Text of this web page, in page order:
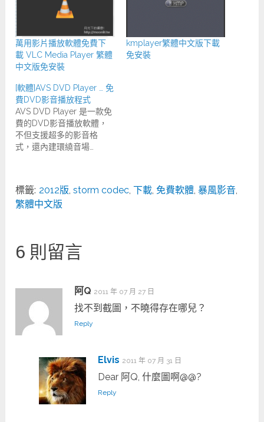
萬用影片播放軟體免費下
載 VLC Media Player 繁體
中文版免安裝
kmplayer繁體中文版下載
免安裝
[軟體]AVS DVD Player … 免
費DVD影音播放程式
AVS DVD Player 是一款免
費的DVD影音播放軟體，
不但支援超多的影音格
式，還內建環繞音場…
標籤: 2012版,storm codec,下載, 免費軟體,暴風影音,
繁體中文版
6 則留言
阿Q 2011 年 07 月 27 日
找不到截圖，不曉得存在哪兒？
Reply
Elvis 2011 年 07 月 31 日
Dear 阿Q, 什麼圖啊@@?
Reply